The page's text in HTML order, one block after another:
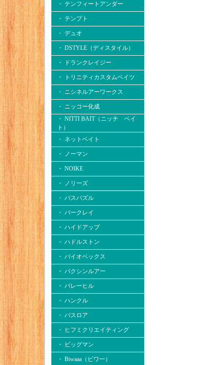
・ テンフィートアンダー
・ テンプト
・ デュオ
・ DSTYLE（ディスタイル）
・ ドランクレイジー
・ トリニティカスタムベイツ
・ ニシネルアーワークス
・ ニッコー化成
・ NITTI BAIT（ニッチ ベイ
ト）
・ ネットベイト
・ ノーマン
・ NOIKE
・ ノリーズ
・ バスパズル
・ バークレイ
・ ハイドアップ
・ ハドルストン
・ バイオベックス
・ バクシンルアー
・ バレーヒル
・ ハンクル
・ バスロア
・ ヒフミクリエイティング
・ ビッグマン
・ Biwaaa（ビワー）